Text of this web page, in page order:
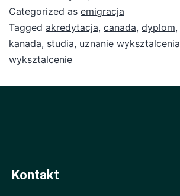
Categorized as emigracja
Tagged akredytacja, canada, dyplom,
kanada, studia, uznanie wyksztalcenia
wyksztalcenie
Kontakt